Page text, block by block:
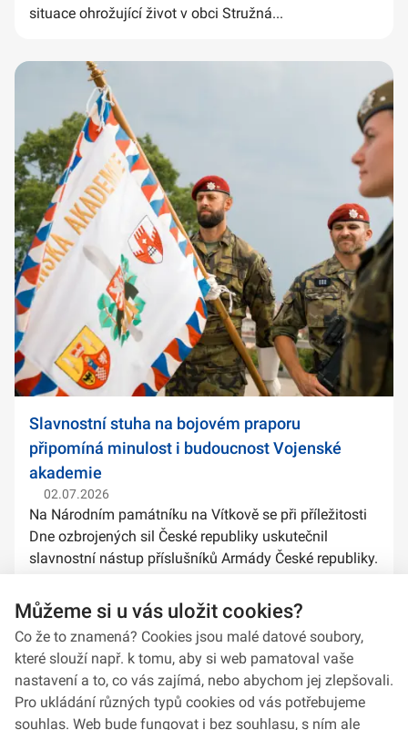
situace ohrožující život v obci Stružná...
Slavnostní stuha na bojovém praporu
připomíná minulost i budoucnost Vojenské
akademie
02.07.2026
Na Národním památníku na Vítkově se při příležitosti
Dne ozbrojených sil České republiky uskutečnil
slavnostní nástup příslušníků Armády České republiky.
stuh na bojové prapory vybranýc...
Můžeme si u vás uložit cookies?
Co že to znamená? Cookies jsou malé datové soubory,
které slouží např. k tomu, aby si web pamatoval vaše
nastavení a to, co vás zajímá, nebo abychom jej zlepšovali.
Pro ukládání různých typů cookies od vás potřebujeme
souhlas. Web bude fungovat i bez souhlasu, s ním ale